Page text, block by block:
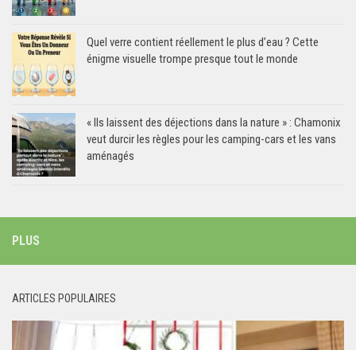
Quel verre contient réellement le plus d’eau ? Cette
énigme visuelle trompe presque tout le monde
« Ils laissent des déjections dans la nature » : Chamonix
veut durcir les règles pour les camping-cars et les vans
aménagés
PLUS
ARTICLES POPULAIRES